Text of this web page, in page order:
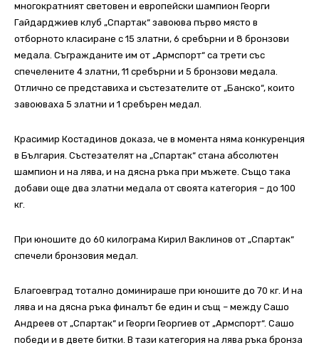
многократният световен и европейски шампион Георги
Гайдарджиев клуб „Спартак“ завоюва първо място в
отборното класиране с 15 златни, 6 сребърни и 8 бронзови
медала. Съгражданите им от „Армспорт“ са трети със
спечелените 4 златни, 11 сребърни и 5 бронзови медала.
Отлично се представиха и състезателите от „Банско“, които
завоюваха 5 златни и 1 сребърен медал.
Красимир Костадинов доказа, че в момента няма конкуренция
в България. Състезателят на „Спартак“ стана абсолютен
шампион и на лява, и на дясна ръка при мъжете. Също така
добави още два златни медала от своята категория – до 100
кг.
При юношите до 60 килограма Кирил Ваклинов от „Спартак“
спечели бронзовия медал.
Благоевград тотално доминираше при юношите до 70 кг. И на
лява и на дясна ръка финалът бе един и същ – между Сашо
Андреев от „Спартак“ и Георги Георгиев от „Армспорт“. Сашо
победи и в двете битки. В тази категория на лява ръка бронза